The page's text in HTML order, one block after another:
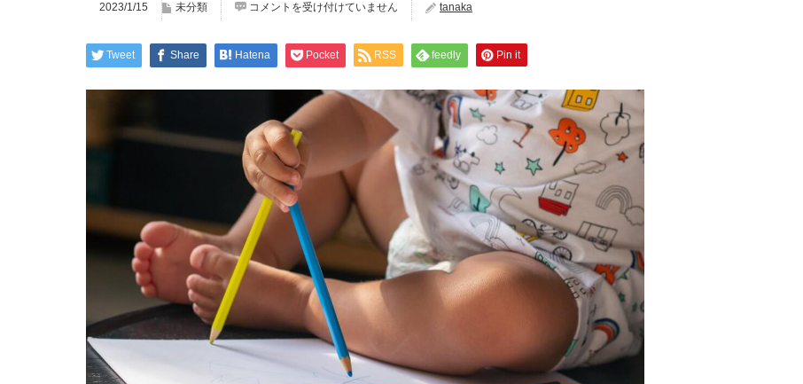
2023/1/15 未分類 コメントを受け付けていません tanaka
Tweet Share Hatena Pocket RSS feedly Pin it